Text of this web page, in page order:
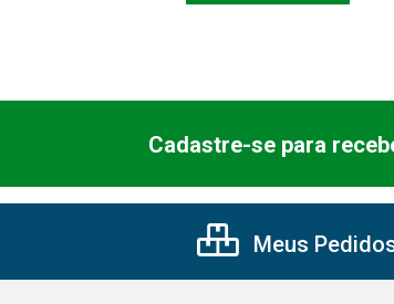
Cadastre-se para
Meus